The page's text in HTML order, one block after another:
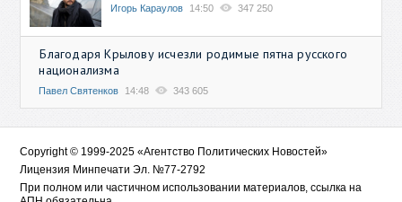
Игорь Караулов 14:50 347 250
Благодаря Крылову исчезли родимые пятна русского
национализма
Павел Святенков 14:48 343 605
Copyright © 1999-2025 «Агентство Политических Новостей»
Лицензия Минпечати Эл. №77-2792
При полном или частичном использовании материалов, ссылка на